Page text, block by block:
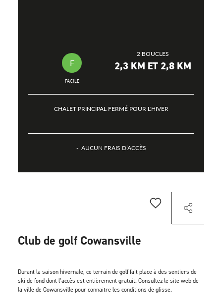
F
FACILE
2 BOUCLES
2,3 KM ET 2,8 KM
CHALET PRINCIPAL FERMÉ POUR L'HIVER
AUCUN FRAIS D’ACCÈS
Club de golf Cowansville
Durant la saison hivernale, ce terrain de golf fait place à des sentiers de
ski de fond dont l’accès est entièrement gratuit. Consultez le site web de
la ville de Cowansville pour connaître les conditions de glisse.